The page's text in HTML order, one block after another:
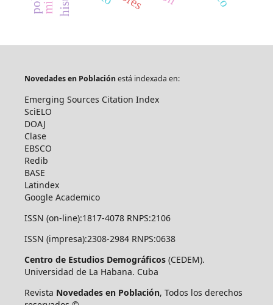
Novedades en Poblaciónestá indexada en:
Emerging Sources Citation Index
SciELO
DOAJ
Clase
EBSCO
Redib
BASE
Latindex
Google Academico
ISSN (on-line):1817-4078 RNPS:2106
ISSN (impresa):2308-2984 RNPS:0638
Centro de Estudios Demográficos(CEDEM).
Universidad de La Habana. Cuba
Revista Novedades en Población, Todos los derechos